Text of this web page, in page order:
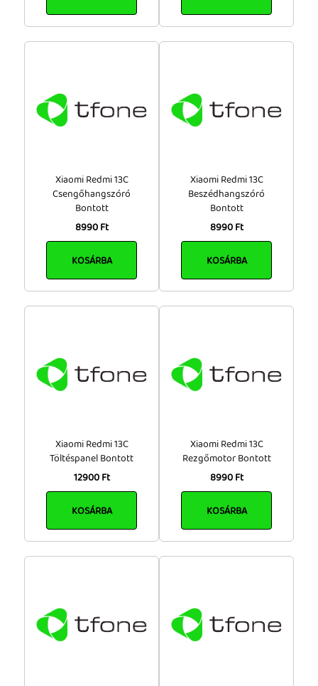
Xiaomi Redmi 13C
Csengőhangszóró
Bontott
8990 Ft
KOSÁRBA
Xiaomi Redmi 13C
Beszédhangszóró
Bontott
8990 Ft
KOSÁRBA
Xiaomi Redmi 13C
Töltéspanel Bontott
12900 Ft
KOSÁRBA
Xiaomi Redmi 13C
Rezgőmotor Bontott
8990 Ft
KOSÁRBA